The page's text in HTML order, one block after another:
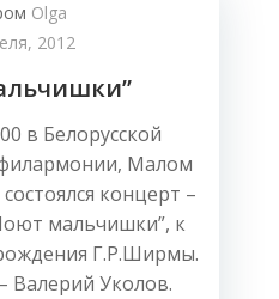
Olga
2012
в Белорусской
Малом
концерт –
мальчишки”, к
Г.Р.Ширмы.
Валерий Уколов.